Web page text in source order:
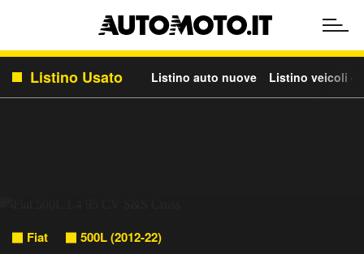
Listino Usato Listino auto nuove Listino veicoli
Fiat 500L (2012-22)